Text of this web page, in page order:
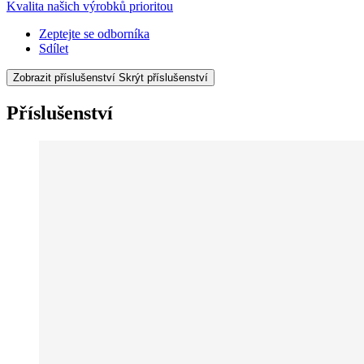
Kvalita našich výrobků prioritou
Zeptejte se odborníka
Sdílet
Zobrazit příslušenství Skrýt příslušenství
Příslušenství